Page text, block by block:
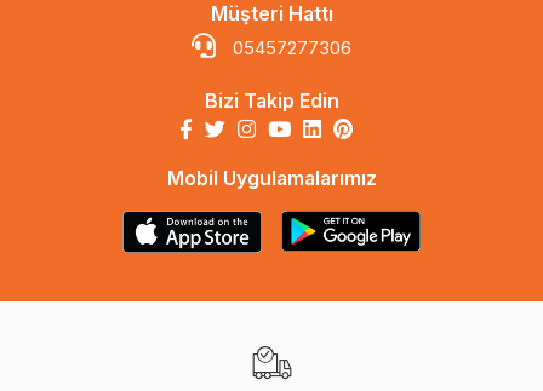
Müşteri Hattı
05457277306
Bizi Takip Edin
Mobil Uygulamalarımız